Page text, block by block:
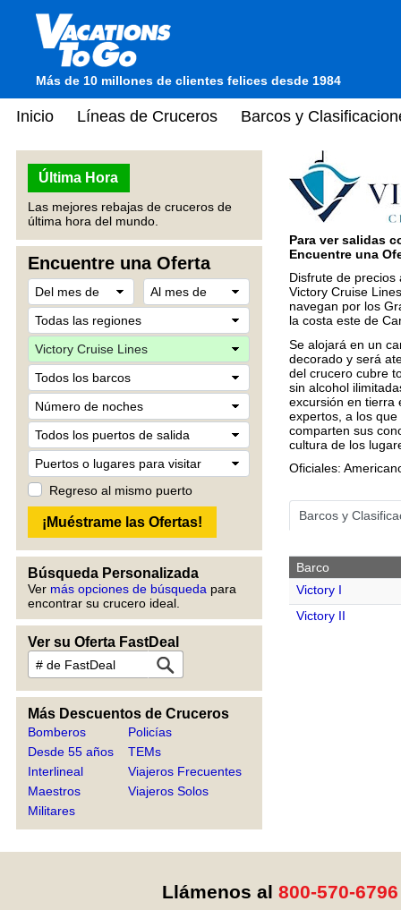
Más de 10 millones de clientes felices desde 1984
Inicio Líneas de Cruceros Barcos y
Última Hora
Las mejores rebajas de cruceros de
última hora del mundo.
Encuentre una Oferta
Regreso al mismo puerto
Búsqueda Personalizada
Ver más opciones de búsqueda para
encontrar su crucero ideal.
Ver su Oferta FastDeal
Más Descuentos de Cruceros
Bomberos
Desde 55 años
Interlineal
Maestros
Militares
Policías
TEMs
Viajeros Frecuentes
Viajeros Solos
Para ver salidas
Encuentre una
Disfrute de precios
Victory Cruise
navegan por los
la costa este de
Se alojará en un
decorado y será
del crucero cubre
sin alcohol
excursión en tierra
expertos, a los
comparten sus
cultura de los
Oficiales:
Barcos y
Barco
Victory I
Victory II
Llámenos al 800-570-6796